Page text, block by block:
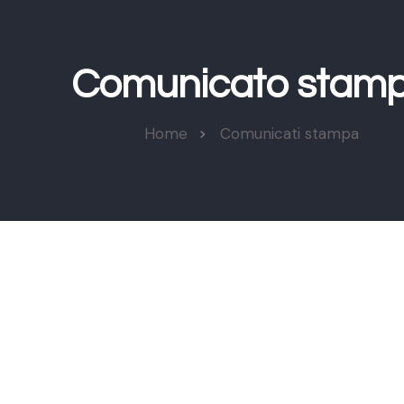
Comunicato
Home Comunicati stampa